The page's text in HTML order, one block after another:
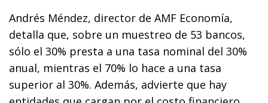
Andrés Méndez, director de AMF Economía,
detalla que, sobre un muestreo de 53 bancos,
sólo el 30% presta a una tasa nominal del 30%
anual, mientras el 70% lo hace a una tasa
superior al 30%. Además, advierte que hay